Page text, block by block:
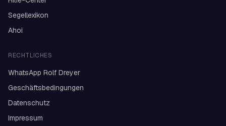
Segellexikon
Ahoi
RECHTLICHES
WhatsApp Rolf Dreyer
Geschäftsbedingungen
Datenschutz
Impressum